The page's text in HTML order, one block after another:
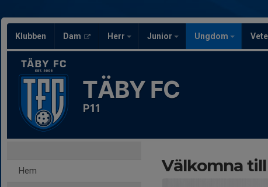
Klubben Dam Herr Junior Ungdom
TÄBY FC
P11
Hem Välkomna till